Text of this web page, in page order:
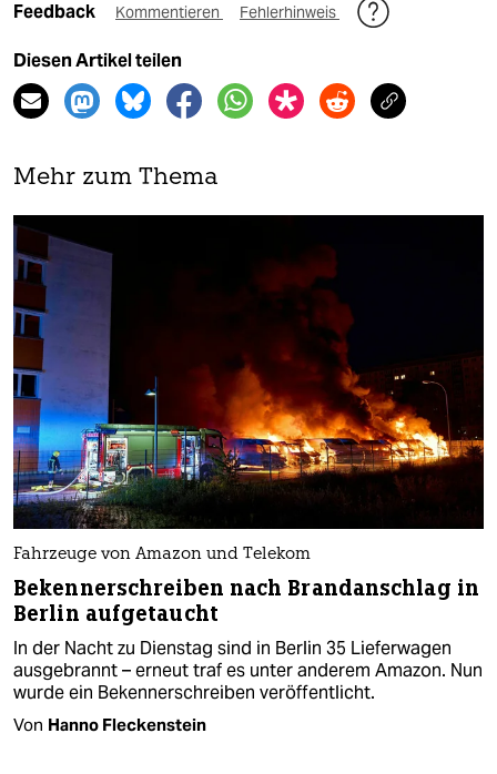
Feedback Kommentieren Fehlerhinweis
Diesen Artikel teilen
Mehr zum Thema
Fahrzeuge von Amazon und Telekom
Bekennerschreiben nach Brandanschlag in
Berlin aufgetaucht
In der Nacht zu Dienstag sind in Berlin 35 Lieferwagen
ausgebrannt – erneut traf es unter anderem Amazon. Nun
wurde ein Bekennerschreiben veröffentlicht.
Von Hanno Fleckenstein